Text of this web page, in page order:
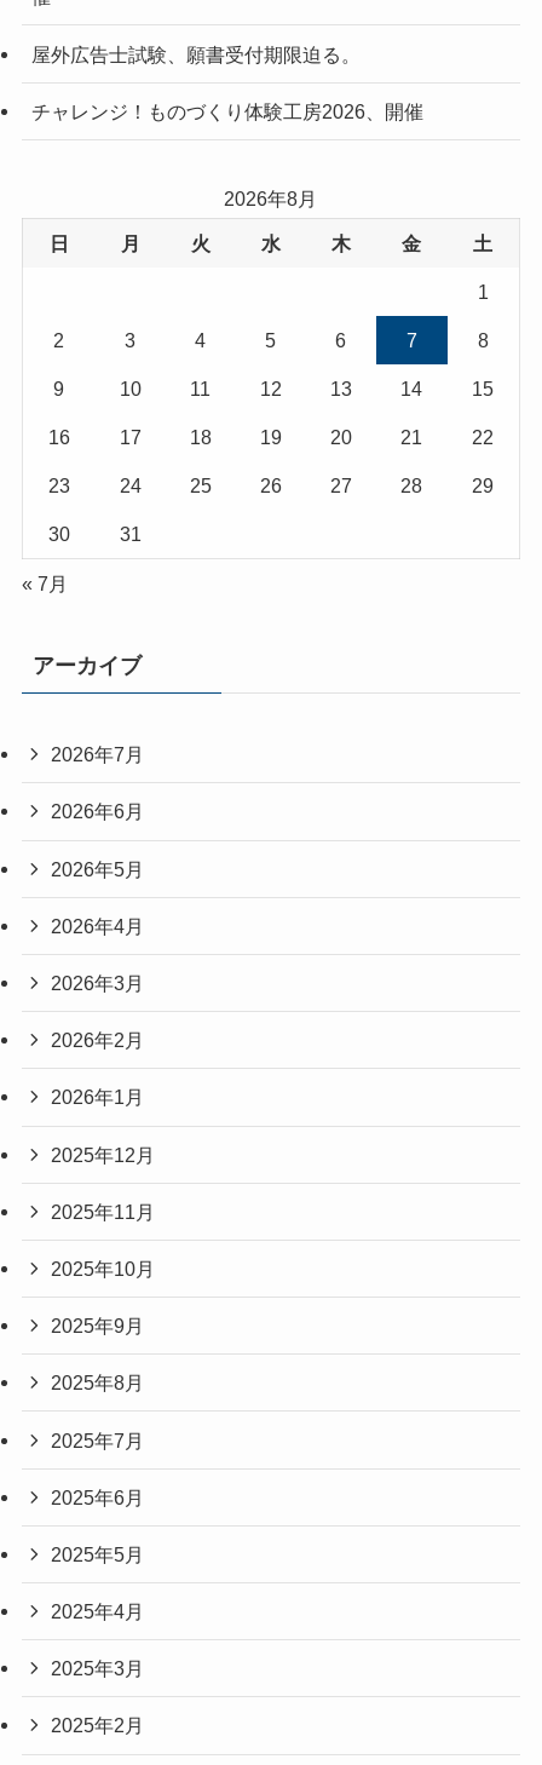
屋外広告士試験、願書受付期限迫る。
チャレンジ！ものづくり体験工房2026、開催
2026年8月
日 月 火 水 木 金 土
1
2 3 4 5 6 7 8
9 10 11 12 13 14 15
16 17 18 19 20 21 22
23 24 25 26 27 28 29
30 31
« 7月
アーカイブ
2026年7月
2026年6月
2026年5月
2026年4月
2026年3月
2026年2月
2026年1月
2025年12月
2025年11月
2025年10月
2025年9月
2025年8月
2025年7月
2025年6月
2025年5月
2025年4月
2025年3月
2025年2月